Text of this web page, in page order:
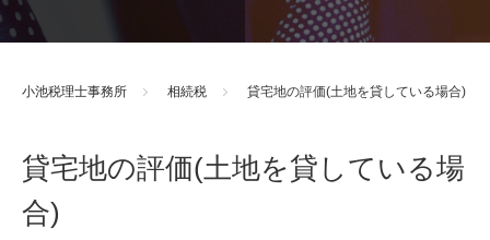
小池税理士事務所 相続税 貸宅地の評価(土地を貸している場合)
貸宅地の評価(土地を貸している場
合)